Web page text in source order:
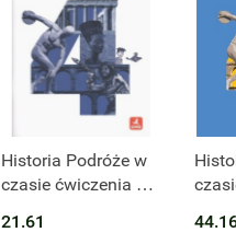
Historia Podróże w
czasie ćwiczenia dla
podstawowej
21.61